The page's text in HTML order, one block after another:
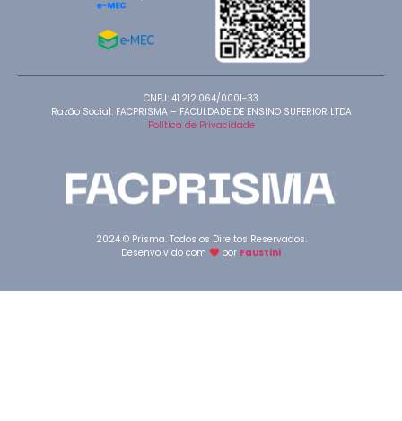
CNPJ: 41.212.064/0001-33
Razão Social: FACPRISMA – FACULDADE DE ENSINO SUPERIOR LTDA
Política de Privacidade
2024 © Prisma. Todos os Direitos Reservados.
Desenvolvido com
por Faustini